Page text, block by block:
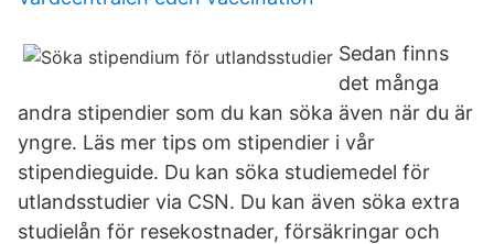
Sedan finns
det många
andra stipendier som du kan söka även när du är
yngre. Läs mer tips om stipendier i vår
stipendieguide. Du kan söka studiemedel för
utlandsstudier via CSN. Du kan även söka extra
studielån för resekostnader, försäkringar och